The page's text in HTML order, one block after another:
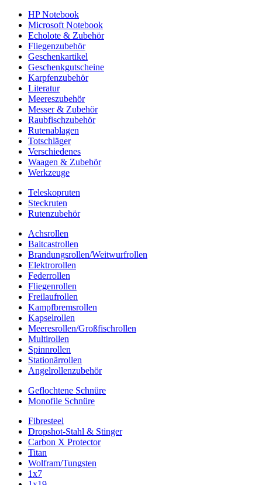
HP Notebook
Microsoft Notebook
Echolote & Zubehör
Fliegenzubehör
Geschenkartikel
Geschenkgutscheine
Karpfenzubehör
Literatur
Meereszubehör
Messer & Zubehör
Raubfischzubehör
Rutenablagen
Totschläger
Verschiedenes
Waagen & Zubehör
Werkzeuge
Teleskopruten
Steckruten
Rutenzubehör
Achsrollen
Baitcastrollen
Brandungsrollen/Weitwurfrollen
Elektrorollen
Federrollen
Fliegenrollen
Freilaufrollen
Kampfbremsrollen
Kapselrollen
Meeresrollen/Großfischrollen
Multirollen
Spinnrollen
Stationärrollen
Angelrollenzubehör
Geflochtene Schnüre
Monofile Schnüre
Fibresteel
Dropshot-Stahl & Stinger
Carbon X Protector
Titan
Wolfram/Tungsten
1x7